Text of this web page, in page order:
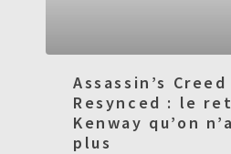
Assassin’s
Resynced : le
Kenway qu’on
plus